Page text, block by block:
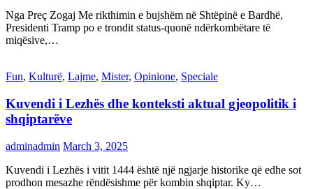
Nga Preç Zogaj Me rikthimin e bujshëm në Shtëpinë e Bardhë,
Presidenti Tramp po e trondit status-quonë ndërkombëtare të
miqësive,…
Fun, Kulturë, Lajme, Mister, Opinione, Speciale
Kuvendi i Lezhës dhe konteksti aktual gjeopolitik i
shqiptarëve
adminadmin March 3, 2025
Kuvendi i Lezhës i vitit 1444 është një ngjarje historike që edhe sot
prodhon mesazhe rëndësishme për kombin shqiptar. Ky…